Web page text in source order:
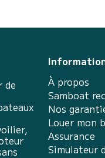
de
À propos
Samboat
Nos
Louer mon
Assurance
Simulateur